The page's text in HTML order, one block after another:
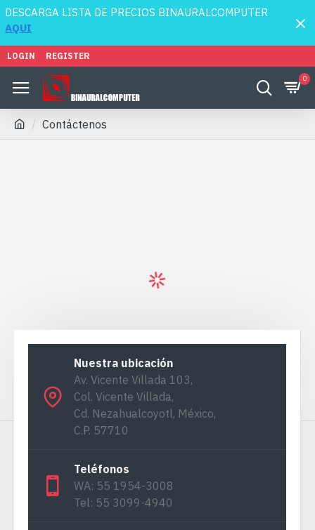
DESCARGA LISTA DE PRECIOS BINAURALCOMPUTER
AQUI
LOGIN REGISTER
0
Contáctenos
Nuestra ubicación
Av. Vicente Villada 103,
Col. Vicente Villada,
Cd. Nezahualcoyotl, México,
C.P. 57710
Teléfonos
WA: 55 1954-3008
Tel: 55 3099-4940